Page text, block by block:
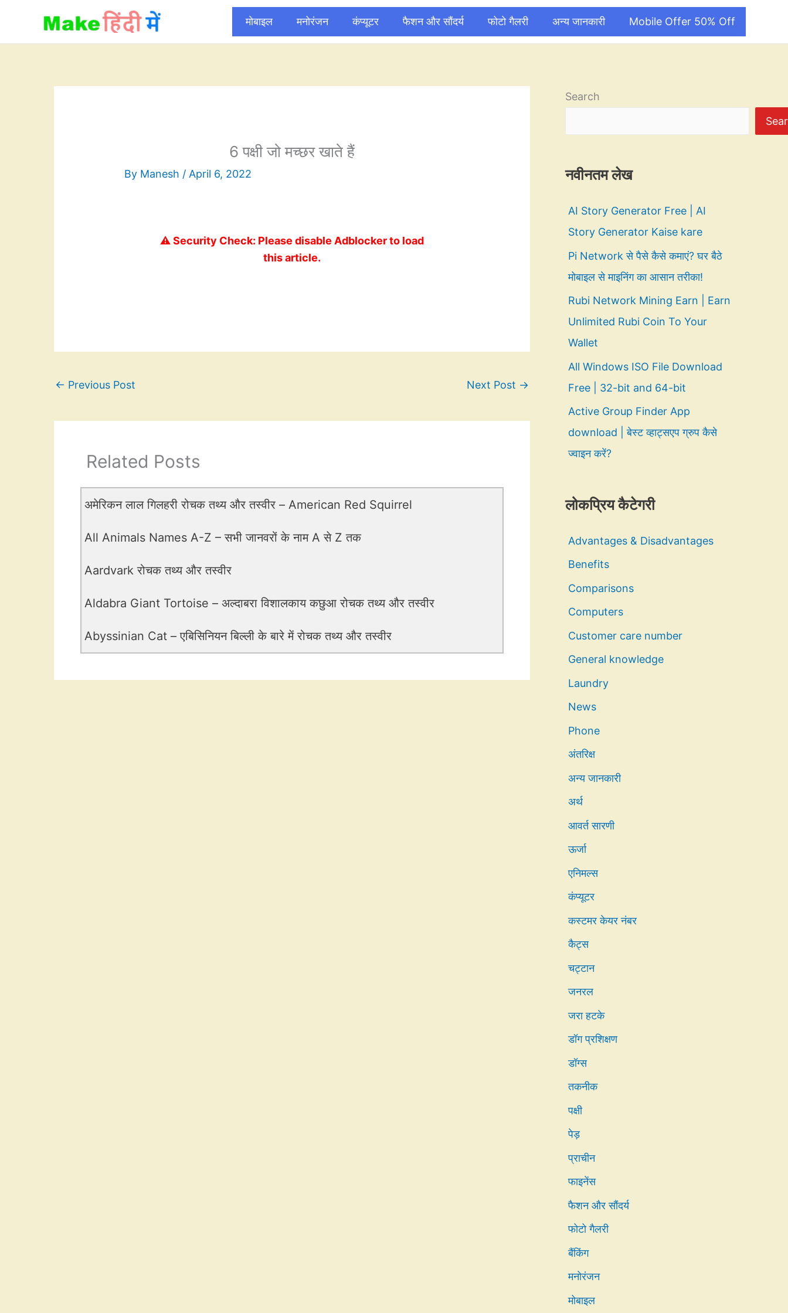
content
मोबाइल मनोरंजन कंप्यूटर फैशन और सौंदर्य फोटो गैलरी अन्य जानकारी Mobile Offer 50% Off
6 पक्षी जो मच्छर खाते हैं
By Manesh / April 6, 2022
⚠️ Security Check: Please disable Adblocker to load
this article.
← Previous Post Next Post →
Related Posts
अमेरिकन लाल गिलहरी रोचक तथ्य और तस्वीर – American Red Squirrel
All Animals Names A-Z – सभी जानवरों के नाम A से Z तक
Aardvark रोचक तथ्य और तस्वीर
Aldabra Giant Tortoise – अल्दाबरा विशालकाय कछुआ रोचक तथ्य और तस्वीर
Abyssinian Cat – एबिसिनियन बिल्ली के बारे में रोचक तथ्य और तस्वीर
Search
नवीनतम लेख
AI Story Generator Free | AI
Story Generator Kaise kare
Pi Network से पैसे कैसे कमाएं? घर बैठे
मोबाइल से माइनिंग का आसान तरीका!
Rubi Network Mining Earn | Earn
Unlimited Rubi Coin To Your
Wallet
All Windows ISO File Download
Free | 32-bit and 64-bit
Active Group Finder App
download | बेस्ट व्हाट्सएप ग्रुप कैसे
ज्वाइन करें?
लोकप्रिय कैटेगरी
Advantages & Disadvantages
Benefits
Comparisons
Computers
Customer care number
General knowledge
Laundry
News
Phone
अंतरिक्ष
अन्य जानकारी
अर्थ
आवर्त सारणी
ऊर्जा
एनिमल्स
कंप्यूटर
कस्टमर केयर नंबर
कैट्स
चट्टान
जनरल
जरा हटके
डॉग प्रशिक्षण
डॉग्स
तकनीक
पक्षी
पेड़
प्राचीन
फाइनेंस
फैशन और सौंदर्य
फोटो गैलरी
बैंकिंग
मनोरंजन
मोबाइल